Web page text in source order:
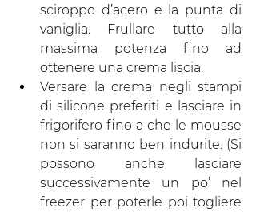
sciroppo d’acero e la punta di
vaniglia. Frullare tutto alla
massima potenza fino ad
ottenere una crema liscia.
Versare la crema negli stampi
di silicone preferiti e lasciare in
frigorifero fino a che le mousse
non si saranno ben indurite. (Si
possono anche lasciare
successivamente un po’ nel
freezer per poterle poi togliere